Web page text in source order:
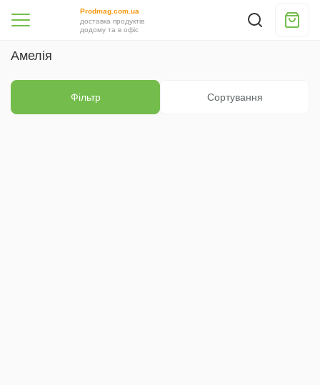
Prodmag.com.ua
доставка продуктів
додому та в офіс
Амелія
Фільтр Сортування